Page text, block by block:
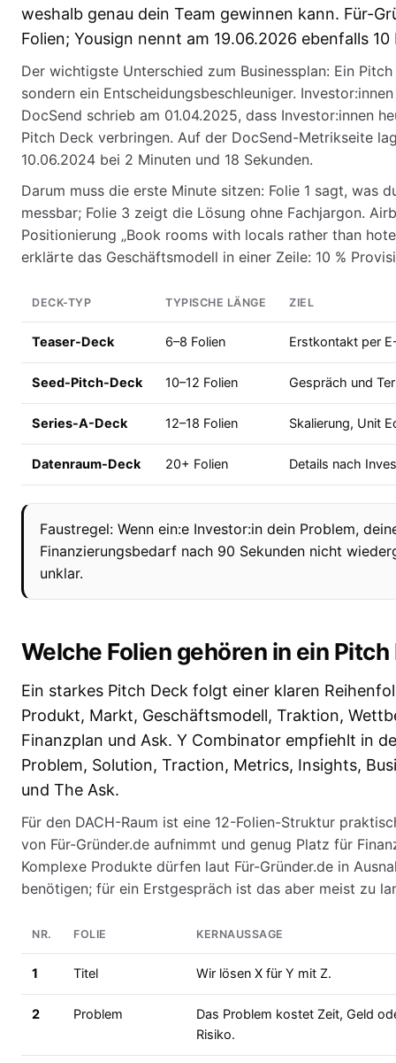
weshalb genau dein Team gewinnen kann. Für-
Folien; Yousign nennt am 19.06.2026 ebenfalls
Der wichtigste Unterschied zum Businessplan: Ein
sondern ein Entscheidungsbeschleuniger.
DocSend schrieb am 01.04.2025, dass Investor:innen
Pitch Deck verbringen. Auf der DocSend-Metrikseite
10.06.2024 bei 2 Minuten und 18 Sekunden.
Darum muss die erste Minute sitzen: Folie 1 sagt, was
messbar; Folie 3 zeigt die Lösung ohne Fachjargon.
Positionierung „Book rooms with locals rather than
erklärte das Geschäftsmodell in einer Zeile: 10 %
DECK-TYP TYPISCHE LÄNGE ZIEL
Teaser-Deck 6–8 Folien Erstkontakt per
Seed-Pitch-Deck 10–12 Folien Gespräch und
Series-A-Deck 12–18 Folien Skalierung, Unit
Datenraum-Deck 20+ Folien Details nach
Faustregel: Wenn ein:e Investor:in dein Problem,
Finanzierungsbedarf nach 90 Sekunden nicht
unklar.
Welche Folien gehören in ein Pitch
Ein starkes Pitch Deck folgt einer klaren
Produkt, Markt, Geschäftsmodell, Traktion,
Finanzplan und Ask. Y Combinator empfiehlt in
Problem, Solution, Traction, Metrics, Insights,
und The Ask.
Für den DACH-Raum ist eine 12-Folien-Struktur
von Für-Gründer.de aufnimmt und genug Platz für
Komplexe Produkte dürfen laut Für-Gründer.de in
benötigen; für ein Erstgespräch ist das aber meist zu
NR. FOLIE KERNAUSSAGE
1 Titel Wir lösen X für Y mit Z.
2 Problem
Das Problem kostet Zeit, Geld
Risiko.